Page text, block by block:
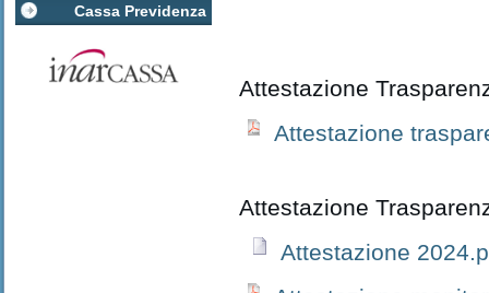
Cassa Previdenza
Attestazione
Attestazione
Attestazione
Attestazione